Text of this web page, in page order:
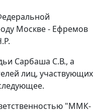
Москве - Ефремов
Сарбаша С.В., а
лиц, участвующих
"ММК-